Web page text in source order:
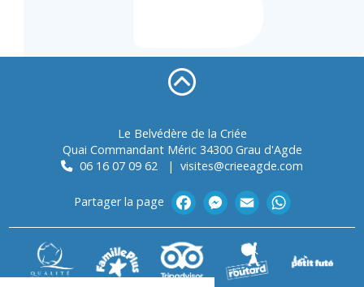
Le Belvédère de la Criée
Quai Commandant Méric 34300Grau d'Agde
06 16 07 09 62 | visites@crieeagde.com
Partager la page